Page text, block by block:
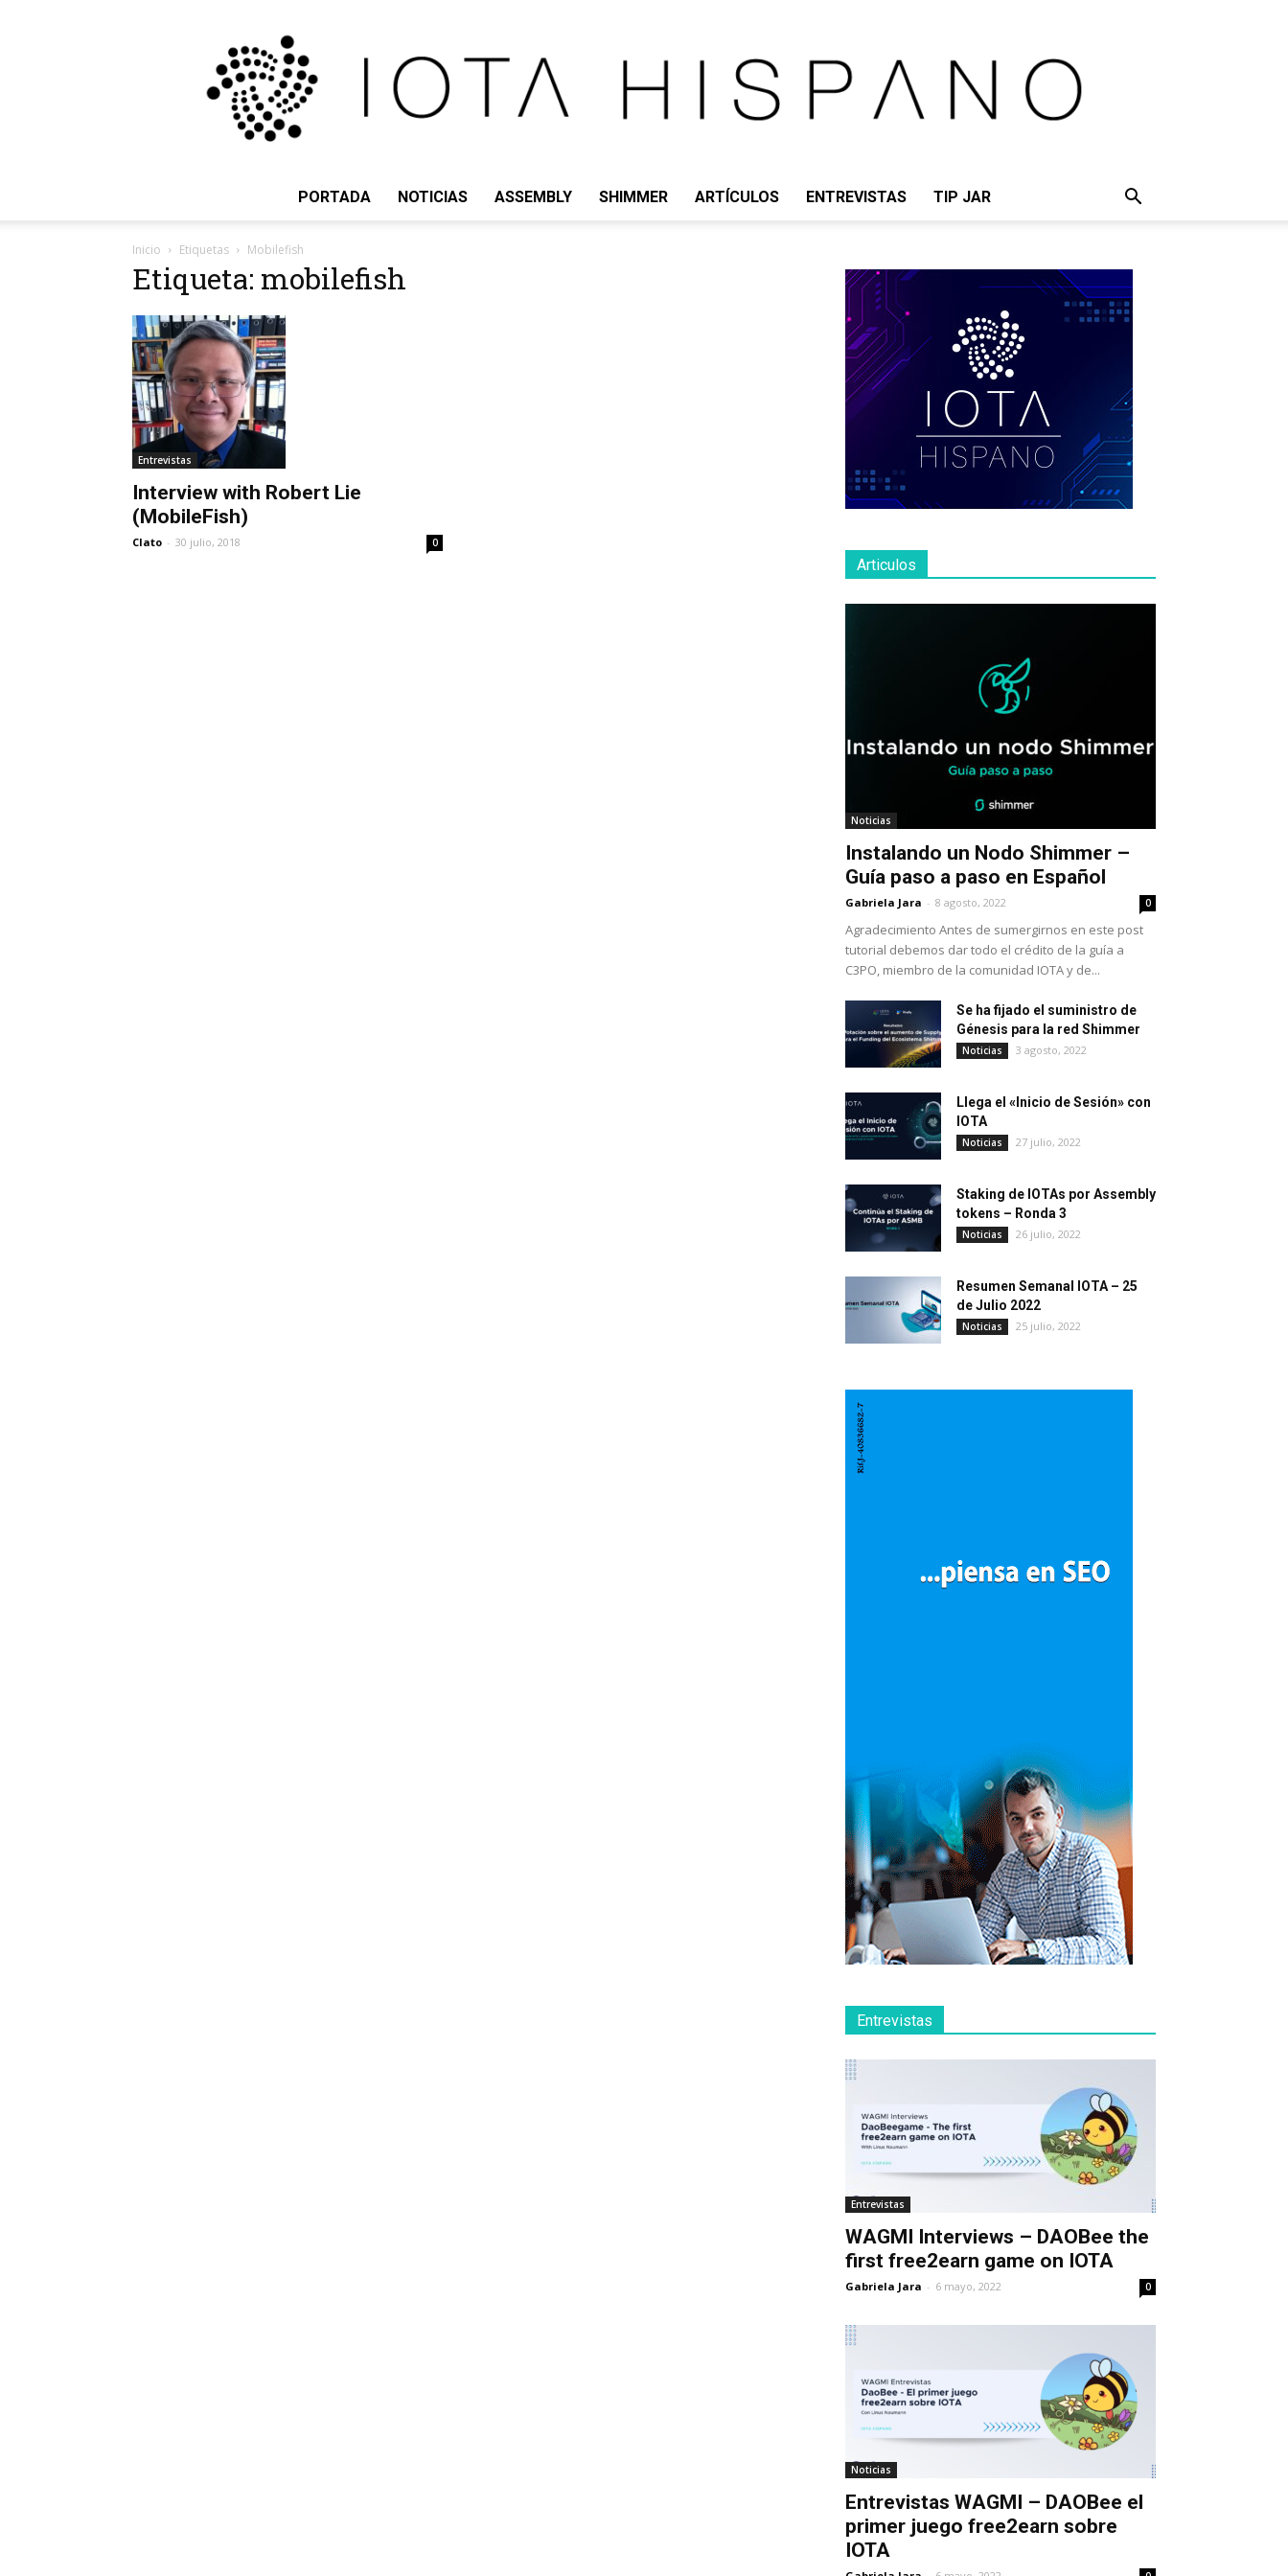
PORTADA NOTICIAS ASSEMBLY SHIMMER ARTÍCULOS ENTREVISTAS TIP JAR
Inicio Etiquetas Mobilefish
Etiqueta: mobilefish
Entrevistas
Interview with Robert Lie
(MobileFish)
Clato - 30 julio, 2018 0
Articulos
Noticias
Instalando un Nodo Shimmer –
Guía paso a paso en Español
Gabriela Jara - 8 agosto, 2022 0
Agradecimiento Antes de sumergirnos en este post
tutorial debemos dar todo el crédito de la guía a
C3PO, miembro de la comunidad IOTA y de...
Se ha fijado el suministro de
Génesis para la red Shimmer
Noticias 3 agosto, 2022
Llega el «Inicio de Sesión» con
IOTA
Noticias 27 julio, 2022
Staking de IOTAs por Assembly
tokens – Ronda 3
Noticias 26 julio, 2022
Resumen Semanal IOTA – 25
de Julio 2022
Noticias 25 julio, 2022
Entrevistas
Entrevistas
WAGMI Interviews – DAOBee the
first free2earn game on IOTA
Gabriela Jara - 6 mayo, 2022 0
Noticias
Entrevistas WAGMI – DAOBee el
primer juego free2earn sobre
IOTA